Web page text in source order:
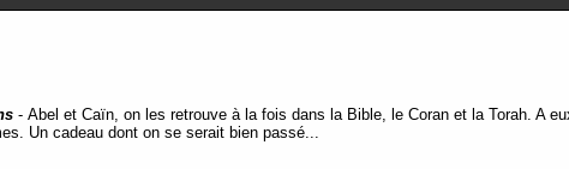
- Abel et Caïn, on les retrouve à la fois dans la Bible, le Coran et la Torah. A
Un cadeau dont on se serait bien passé...